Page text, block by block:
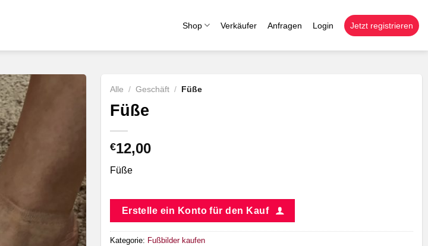
Shop Verkäufer Anfragen Login Jetzt registrieren
Alle / Geschäft / Füße
Füße
€12,00
Füße
Erstelle ein Konto für den Kauf
Kategorie: Fußbilder kaufen